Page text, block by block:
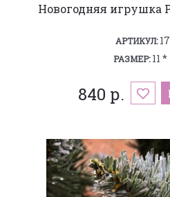
Новогодняя игрушка
АРТИКУЛ:
РАЗМЕР:11
840 р.